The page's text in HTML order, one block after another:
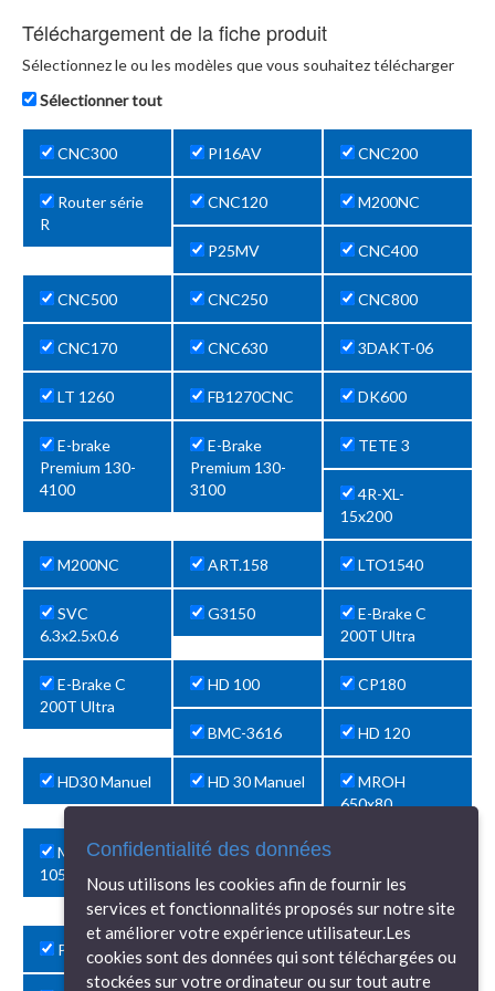
Téléchargement de la fiche produit
Sélectionnez le ou les modèles que vous souhaitez télécharger
Sélectionner tout
CNC300 PI16AV CNC200
Router série
R
CNC120 M200NC
P25MV CNC400
CNC500 CNC250 CNC800
CNC170 CNC630 3DAKT-06
LT 1260 FB1270CNC DK600
E-brake
Premium 130-
4100
E-Brake
Premium 130-
3100
TETE 3
4R-XL-
15x200
M200NC ART.158 LTO1540
SVC
6.3x2.5x0.6
G3150
E-Brake C
200T Ultra
E-Brake C
200T Ultra
HD 100 CP180
BMC-3616 HD 120
HD30 Manuel HD 30 Manuel
MROH
650x80
MRM-H
1050x80
LS2000
APHS12540 PI16AV
PI16AV PH40NC APHS26090
Confidentialité des données
Nous utilisons les cookies afin de fournir les
services et fonctionnalités proposés sur notre site
et améliorer votre expérience utilisateur.Les
cookies sont des données qui sont téléchargées ou
stockées sur votre ordinateur ou sur tout autre